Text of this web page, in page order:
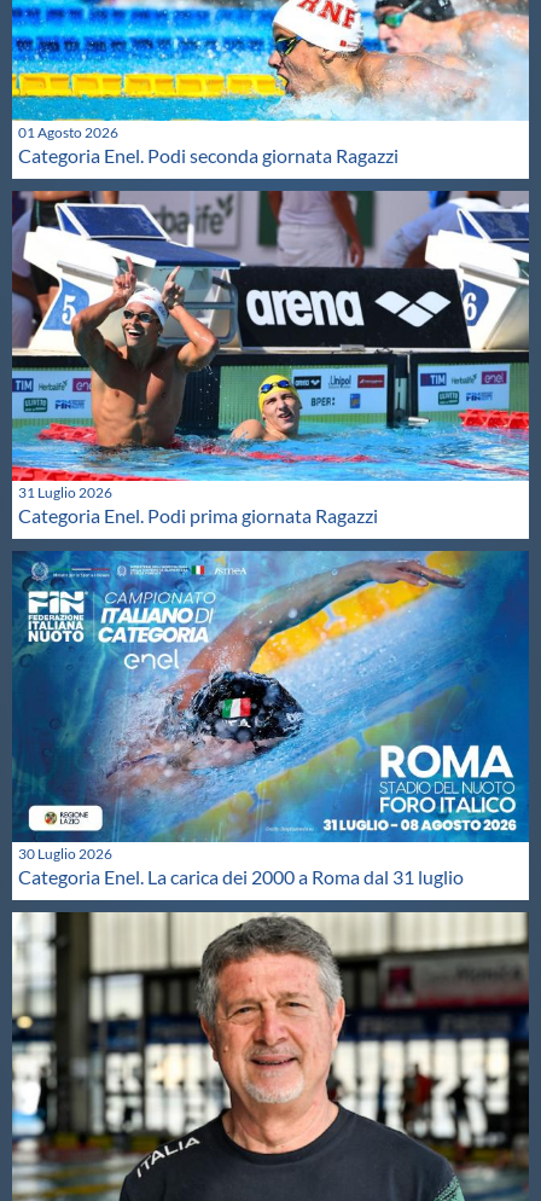
01 Agosto 2026
Categoria Enel. Podi seconda giornata Ragazzi
31 Luglio 2026
Categoria Enel. Podi prima giornata Ragazzi
30 Luglio 2026
Categoria Enel. La carica dei 2000 a Roma dal 31 luglio